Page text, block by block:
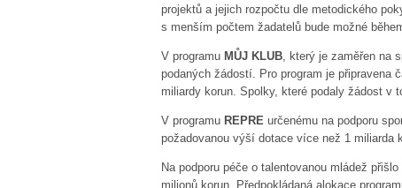
projektů a jejich rozpočtu dle metodického
s menším počtem žadatelů bude možné
V programu MŮJ KLUB, který je zaměřen na
podaných žádostí. Pro program je připravena
miliardy korun. Spolky, které podaly žádost v
V programu REPRE určenému na podporu
požadovanou výší dotace více než 1 miliarda
Na podporu péče o talentovanou mládež
milionů korun. Předpokládaná alokace